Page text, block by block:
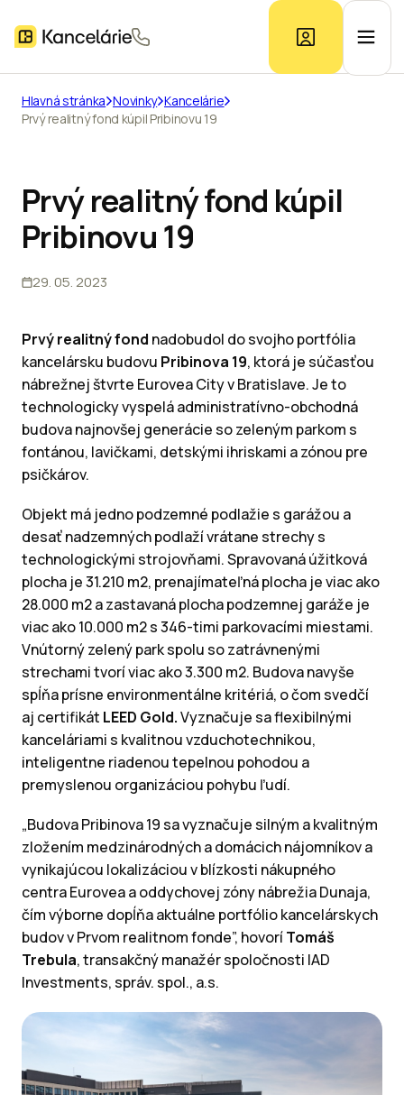
Prieskum trhu
Hlavná stránka Novinky Kancelárie
Prvý realitný fond kúpil Pribinovu 19
Prvý realitný fond kúpil
Pribinovu 19
29. 05. 2023
Prvý realitný fond nadobudol do svojho portfólia
kancelársku budovu Pribinova 19, ktorá je súčasťou
nábrežnej štvrte Eurovea City v Bratislave. Je to
technologicky vyspelá administratívno-obchodná
budova najnovšej generácie so zeleným parkom s
fontánou, lavičkami, detskými ihriskami a zónou pre
psičkárov.
Objekt má jedno podzemné podlažie s garážou a
desať nadzemných podlaží vrátane strechy s
technologickými strojovňami. Spravovaná úžitková
plocha je 31.210 m2, prenajímateľná plocha je viac ako
28.000 m2 a zastavaná plocha podzemnej garáže je
viac ako 10.000 m2 s 346-timi parkovacími miestami.
Vnútorný zelený park spolu so zatrávnenými
strechami tvorí viac ako 3.300 m2. Budova navyše
spĺňa prísne environmentálne kritériá, o čom svedčí
aj certifikát LEED Gold.Vyznačuje sa flexibilnými
kanceláriami s kvalitnou vzduchotechnikou,
inteligentne riadenou tepelnou pohodou a
premyslenou organizáciou pohybu ľudí.
„Budova Pribinova 19 sa vyznačuje silným a kvalitným
zložením medzinárodných a domácich nájomníkov a
vynikajúcou lokalizáciou v blízkosti nákupného
centra Eurovea a oddychovej zóny nábrežia Dunaja,
čím výborne dopĺňa aktuálne portfólio kancelárskych
budov v Prvom realitnom fonde”, hovoríTomáš
Trebula, transakčný manažér spoločnosti IAD
Investments, správ. spol., a.s.